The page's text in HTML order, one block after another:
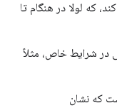
که لولا در هنگام تا
شرایط خاص، مثلاً
که نشان